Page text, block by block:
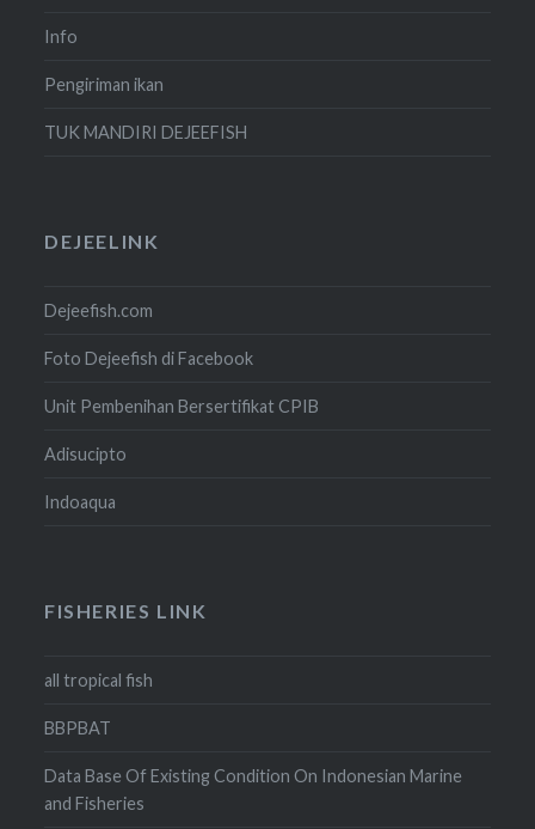
Info
Pengiriman ikan
TUK MANDIRI DEJEEFISH
DEJEELINK
Dejeefish.com
Foto Dejeefish di Facebook
Unit Pembenihan Bersertifikat CPIB
Adisucipto
Indoaqua
FISHERIES LINK
all tropical fish
BBPBAT
Data Base Of Existing Condition On Indonesian Marine
and Fisheries